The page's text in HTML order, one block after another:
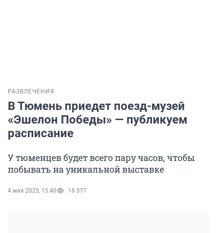
РАЗВЛЕЧЕНИЯ
В Тюмень приедет поезд-музей
«Эшелон Победы» — публикуем
расписание
У тюменцев будет всего пару часов, чтобы
побывать на уникальной выставке
4 мая 2025, 15:40 18 377